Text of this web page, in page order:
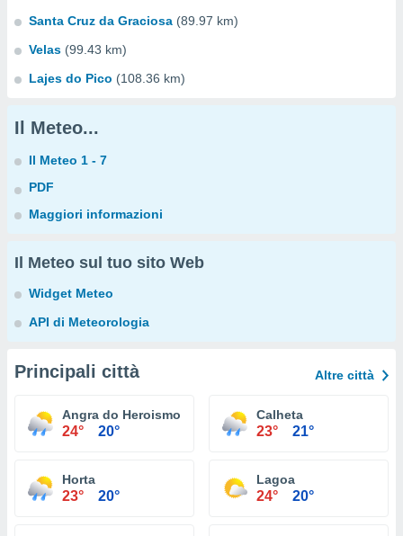
Santa Cruz da Graciosa (89.97 km)
Velas (99.43 km)
Lajes do Pico (108.36 km)
Il Meteo...
Il Meteo 1 - 7
PDF
Maggiori informazioni
Il Meteo sul tuo sito Web
Widget Meteo
API di Meteorologia
Principali città Altre città
Angra do Heroismo
24° 20°
Calheta
23° 21°
Horta
23° 20°
Lagoa
24° 20°